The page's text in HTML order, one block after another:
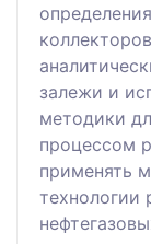
залежи и
методики
процессом
применять
технологии